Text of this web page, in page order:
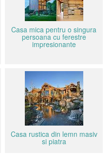
Casa mica pentru o singura
persoana cu ferestre
impresionante
Casa rustica din lemn masiv
si piatra